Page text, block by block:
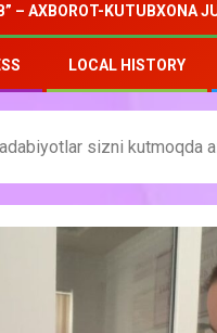
– AXBOROT-KUTUBXONA
LOCAL HISTORY
sizni kutmoqda